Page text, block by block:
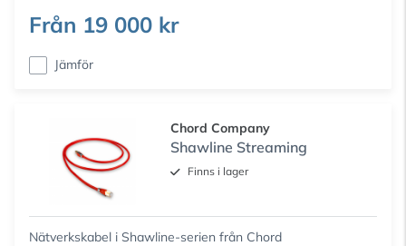
Från 19 000 kr
Jämför
Chord Company
Shawline Streaming
Finns i lager
Nätverkskabel i Shawline-serien från Chord